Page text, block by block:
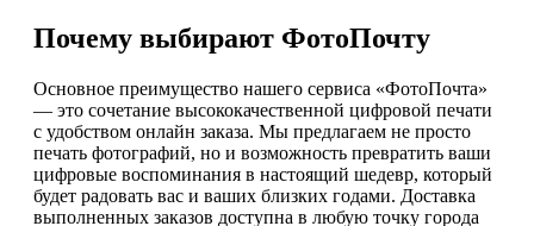
Почему выбирают ФотоПочту
Основное преимущество нашего сервиса «ФотоПочта»
— это сочетание высококачественной цифровой печати
с удобством онлайн заказа. Мы предлагаем не просто
печать фотографий, но и возможность превратить ваши
цифровые воспоминания в настоящий шедевр, который
будет радовать вас и ваших близких годами. Доставка
выполненных заказов доступна в любую точку города